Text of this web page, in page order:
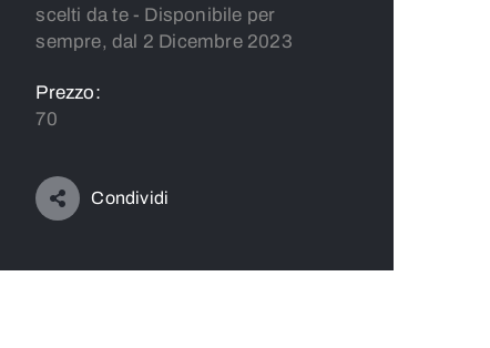
scelti da te - Disponibile per
sempre, dal 2 Dicembre 2023
Prezzo:
70
Condividi